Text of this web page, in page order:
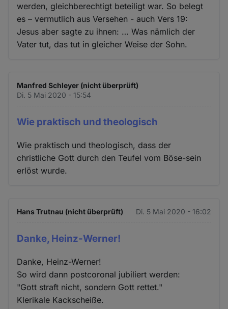
werden, gleichberechtigt beteiligt war. So belegt
es – vermutlich aus Versehen - auch Vers 19:
Jesus aber sagte zu ihnen: … Was nämlich der
Vater tut, das tut in gleicher Weise der Sohn.
Manfred Schleyer (nicht überprüft)
Di. 5 Mai 2020 - 15:54
Wie praktisch und theologisch
Wie praktisch und theologisch, dass der
christliche Gott durch den Teufel vom Böse-sein
erlöst wurde.
Hans Trutnau (nicht überprüft) Di. 5 Mai 2020 - 16:02
Danke, Heinz-Werner!
Danke, Heinz-Werner!
So wird dann postcoronal jubiliert werden:
"Gott straft nicht, sondern Gott rettet."
Klerikale Kackscheiße.